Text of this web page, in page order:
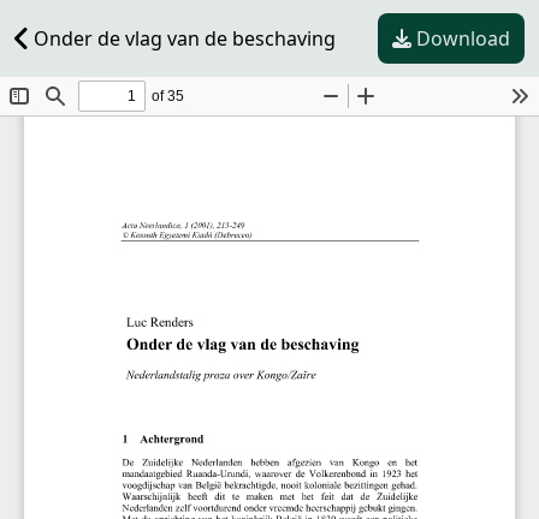
Onder de vlag van de beschaving Download